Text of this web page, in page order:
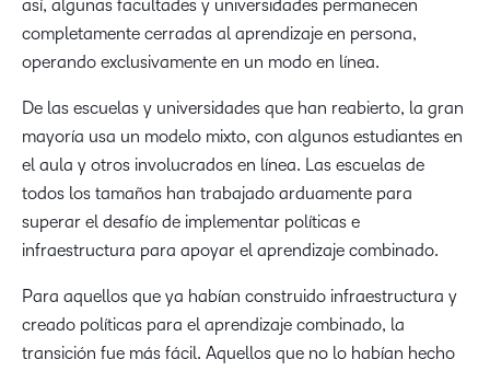
así, algunas facultades y universidades permanecen
completamente cerradas al aprendizaje en persona,
operando exclusivamente en un modo en línea.
De las escuelas y universidades que han reabierto, la gran
mayoría usa un modelo mixto, con algunos estudiantes en
el aula y otros involucrados en línea. Las escuelas de
todos los tamaños han trabajado arduamente para
superar el desafío de implementar políticas e
infraestructura para apoyar el aprendizaje combinado.
Para aquellos que ya habían construido infraestructura y
creado políticas para el aprendizaje combinado, la
transición fue más fácil. Aquellos que no lo habían hecho